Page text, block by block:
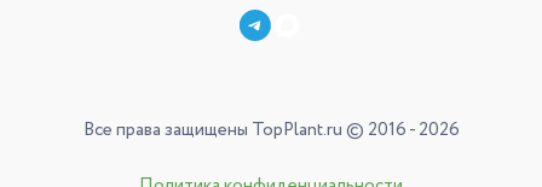
Все права защищены TopPlant.ru © 2016 - 2026